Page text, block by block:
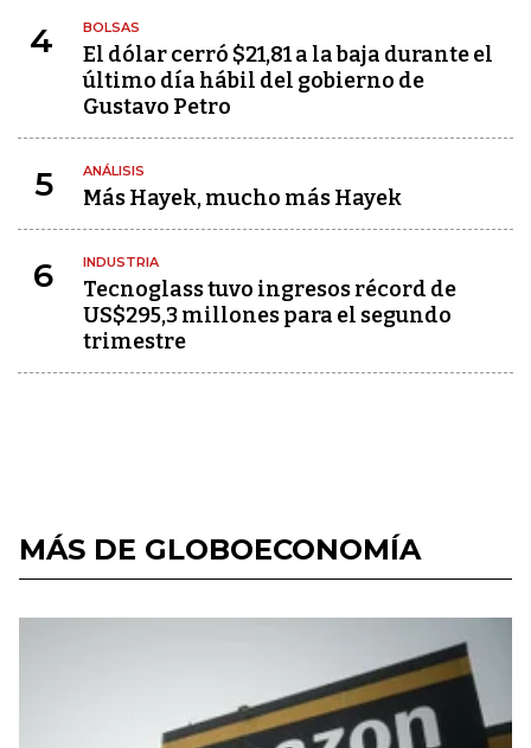
4 BOLSAS
El dólar cerró $21,81 a la baja durante el
último día hábil del gobierno de
Gustavo Petro
5 ANÁLISIS
Más Hayek, mucho más Hayek
6 INDUSTRIA
Tecnoglass tuvo ingresos récord de
US$295,3 millones para el segundo
trimestre
MÁS DE GLOBOECONOMÍA